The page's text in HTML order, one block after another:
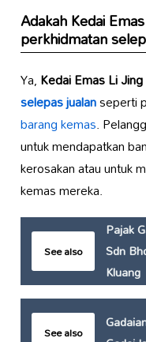
AdakahKedai
perkhidmatan
Ya,Kedai Emas Li Jing
selepas jualanseperti
barang kemas.
untuk mendapatkan
kerosakan atau untuk
kemas mereka.
See also
Pajak
Sdn
Kluang
See also